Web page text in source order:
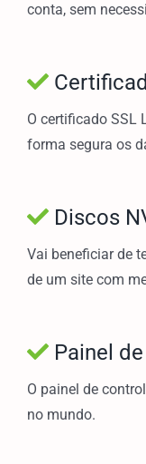
conta, sem
O certificado SSL
forma segura os
Discos
Vai beneficiar de
de um site com
Painel de
O painel de
no mundo.